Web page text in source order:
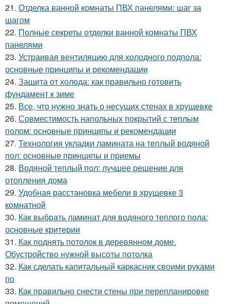
21. Отделка ванной комнаты ПВХ панелями: шаг за
шагом
22. Полные секреты отделки ванной комнаты ПВХ
панелями
23. Устраивая вентиляцию для холодного подпола:
основные принципы и рекомендации
24. Защита от холода: как правильно готовить
фундамент к зиме
25. Все, что нужно знать о несущих стенах в хрущевке
26. Совместимость напольных покрытий с теплым
полом: основные принципы и рекомендации
27. Технология укладки ламината на теплый водяной
пол: основные принципы и приемы
28. Водяной теплый пол: лучшее решение для
отопления дома
29. Удобная расстановка мебели в хрущевке 3
комнатной
30. Как выбрать ламинат для водяного теплого пола:
основные критерии
31. Как поднять потолок в деревянном доме.
Обустройство нужной высоты потолка
32. Как сделать капитальный каркасник своими руками
по
33. Как правильно снести стены при перепланировке